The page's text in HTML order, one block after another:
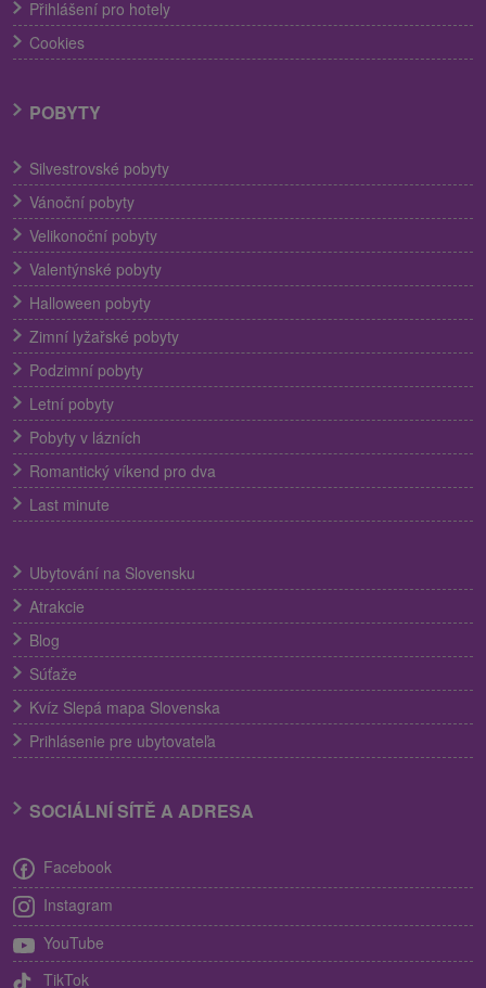
Přihlášení pro hotely
Cookies
POBYTY
Silvestrovské pobyty
Vánoční pobyty
Velikonoční pobyty
Valentýnské pobyty
Halloween pobyty
Zimní lyžařské pobyty
Podzimní pobyty
Letní pobyty
Pobyty v lázních
Romantický víkend pro dva
Last minute
Ubytování na Slovensku
Atrakcie
Blog
Súťaže
Kvíz Slepá mapa Slovenska
Prihlásenie pre ubytovateľa
SOCIÁLNÍ SÍTĚ A ADRESA
Facebook
Instagram
YouTube
TikTok